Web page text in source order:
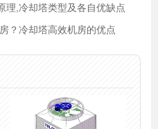
理,冷却塔类型及各自优缺点
？冷却塔高效机房的优点